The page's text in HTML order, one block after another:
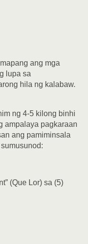
ang mga
lupa sa
hila ng kalabaw.
ng 4-5 kilong binhi
ampalaya pagkaraan
ang pamiminsala
(Que Lor) sa (5)